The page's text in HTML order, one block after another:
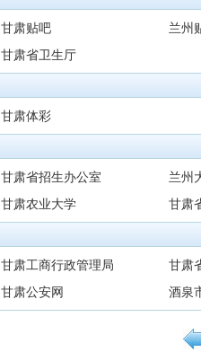
甘肃贴吧
兰州
甘肃省卫生厅
甘肃体彩
甘肃省招生办公室
兰州
甘肃农业大学 甘肃
甘肃工商行政管理局
甘肃
甘肃公安网 酒泉